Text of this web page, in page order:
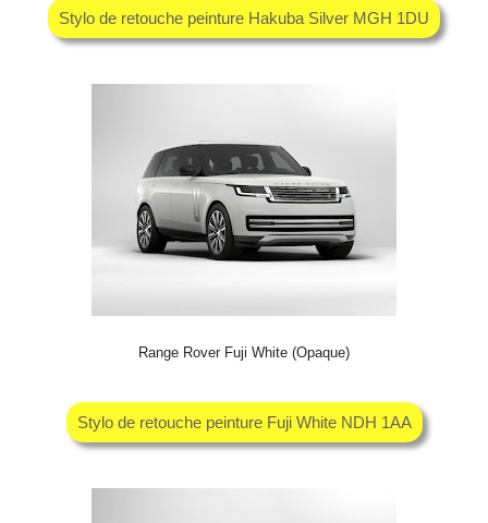
Stylo de retouche peinture Hakuba Silver MGH 1DU
Range Rover Fuji White (Opaque)
Stylo de retouche peinture Fuji White NDH 1AA